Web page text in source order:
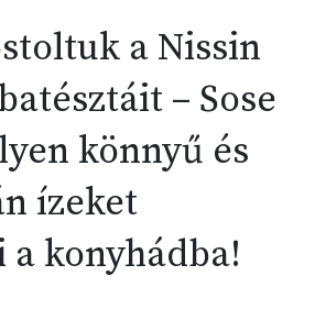
a Nissin
– Sose
könnyű és
ízeket
konyhádba!